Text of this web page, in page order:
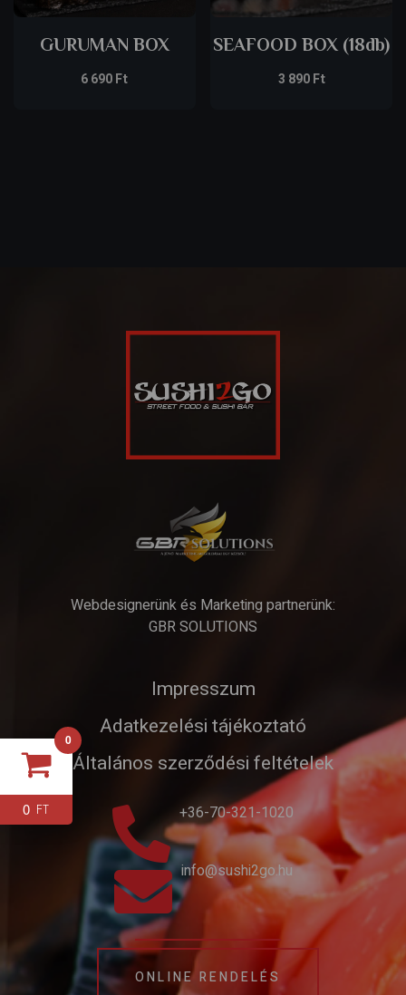
GURUMAN BOX
6 690Ft
SEAFOOD BOX (18db)
3 890Ft
Webdesignerünk és Marketing partnerünk:
GBR SOLUTIONS
Impresszum
Adatkezelési tájékoztató
Általános szerződési feltételek
+36-70-321-1020
info@sushi2go.hu
ONLINE RENDELÉS
0
0 FT